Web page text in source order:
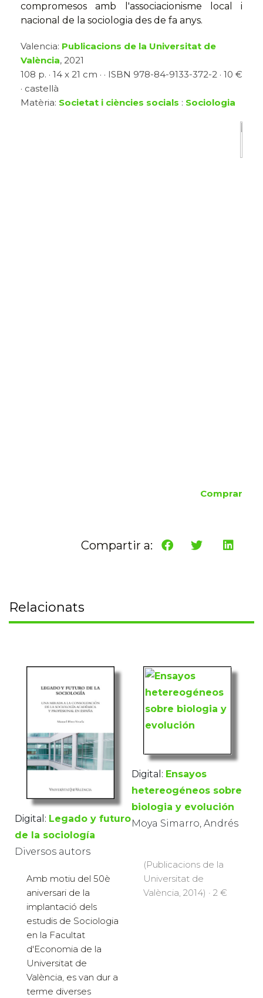
compromesos amb l'associacionisme local i
nacional de la sociologia des de fa anys.
Valencia: Publicacions de la Universitat de
València, 2021
108 p. · 14 x 21 cm · · ISBN 978-84-9133-372-2 · 10 €
· castellà
Matèria: Societat i ciències socials : Sociologia
Comprar
Compartir a:
Relacionats
Digital: Legado y futuro
de la sociología
Diversos autors
Amb motiu del 50è
aniversari de la
implantació dels
estudis de Sociologia
en la Facultat
d'Economia de la
Universitat de
València, es van dur a
terme diverses
Digital: Ensayos
hetereogéneos sobre
biologia y evolución
Moya Simarro, Andrés
(Publicacions de la
Universitat de
València, 2014) · 2 €